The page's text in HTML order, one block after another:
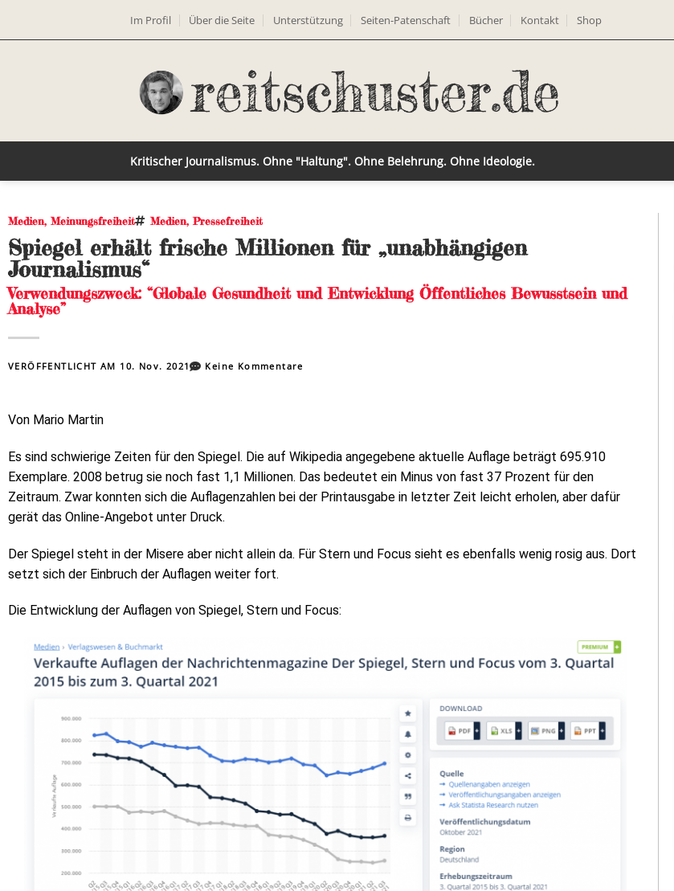
Im Profil Über die Seite Unterstützung Seiten-Patenschaft Bücher Kontakt Shop
Kritischer Journalismus. Ohne "Haltung". Ohne Belehrung. Ohne Ideologie.
Medien, Meinungsfreiheit Medien,Pressefreiheit
Spiegel erhält frische Millionen für „unabhängigen
Journalismus“
Verwendungszweck: “Globale Gesundheit und Entwicklung Öffentliches Bewusstsein und
Analyse”
VERÖFFENTLICHT AM 10. Nov. 2021 Keine Kommentare
Von Mario Martin
Es sind schwierige Zeiten für den Spiegel. Die auf Wikipedia angegebene aktuelle Auflage beträgt 695.910
Exemplare. 2008 betrug sie noch fast 1,1 Millionen. Das bedeutet ein Minus von fast 37 Prozent für den
Zeitraum. Zwar konnten sich die Auflagenzahlen bei der Printausgabe in letzter Zeit leicht erholen, aber dafür
gerät das Online-Angebot unter Druck.
Der Spiegel steht in der Misere aber nicht allein da. Für Stern und Focus sieht es ebenfalls wenig rosig aus. Dort
setzt sich der Einbruch der Auflagen weiter fort.
Die Entwicklung der Auflagen von Spiegel, Stern und Focus: